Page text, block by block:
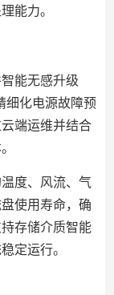
能力。
能无感升级
细化电源故障预
端运维并结合
度、风流、气
使用寿命，确
存储介质智能
定运行。